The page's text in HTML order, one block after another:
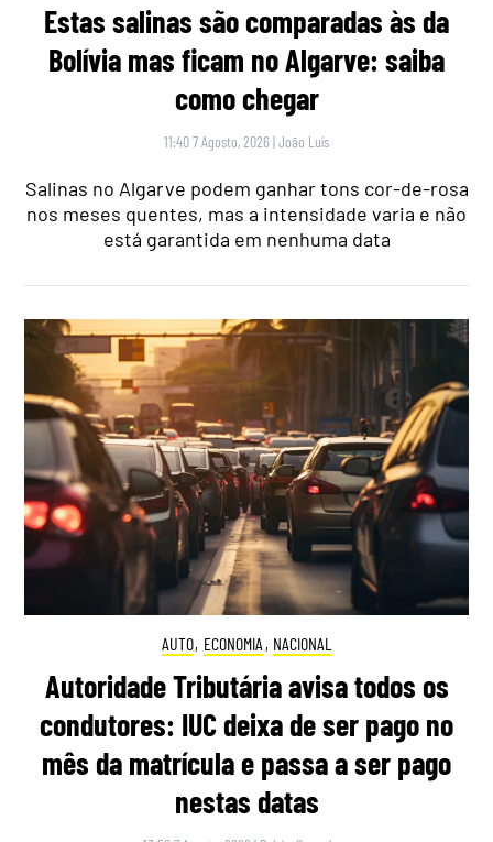
Estas salinas são comparadas às da
Bolívia mas ficam no Algarve: saiba
como chegar
11:40 7 Agosto, 2026 |João Luís
Salinas no Algarve podem ganhar tons cor-de-rosa
nos meses quentes, mas a intensidade varia e não
está garantida em nenhuma data
AUTO, ECONOMIA , NACIONAL
Autoridade Tributária avisa todos os
condutores: IUC deixa de ser pago no
mês da matrícula e passa a ser pago
nestas datas